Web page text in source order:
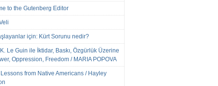
to the Gutenberg Editor
için: Kürt Sorunu nedir?
Le Guin ile İktidar, Baskı, Özgürlük Üzerine
Oppression, Freedom / MARIA POPOVA
from Native Americans / Hayley